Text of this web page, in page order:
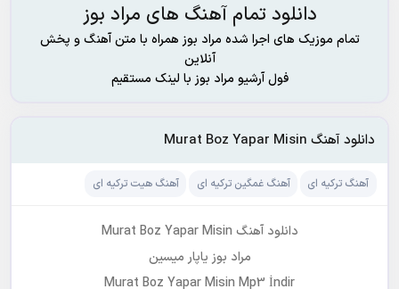
دانلود تمام آهنگ های مراد بوز
تمام موزیک های اجرا شده مراد بوز همراه با متن آهنگ و پخش
آنلاین
فول آرشیو مراد بوز با لینک مستقیم
دانلود آهنگ Murat Boz Yapar Misin
آهنگ ترکیه ای آهنگ غمگین ترکیه ای آهنگ هیت ترکیه ای
دانلود آهنگ Murat Boz Yapar Misin
مراد بوز یاپار میسین
Murat Boz Yapar Misin Mp3 İndir